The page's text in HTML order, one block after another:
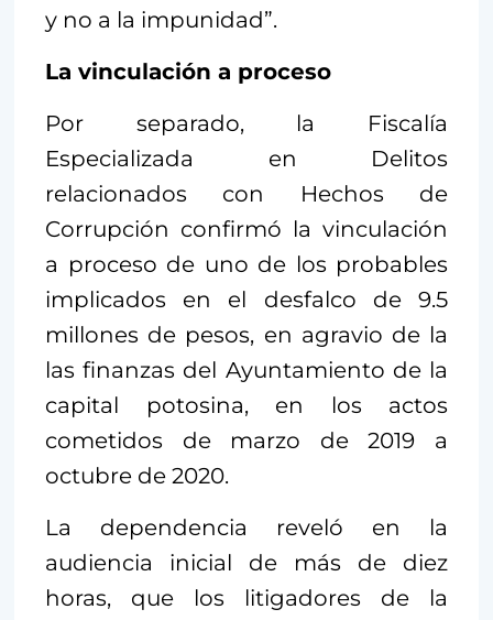
y no a la impunidad”.
La vinculación a proceso
Por separado, la Fiscalía
Especializada en Delitos
relacionados con Hechos de
Corrupción confirmó la vinculación
a proceso de uno de los probables
implicados en el desfalco de 9.5
millones de pesos, en agravio de la
las finanzas del Ayuntamiento de la
capital potosina, en los actos
cometidos de marzo de 2019 a
octubre de 2020.
La dependencia reveló en la
audiencia inicial de más de diez
horas, que los litigadores de la